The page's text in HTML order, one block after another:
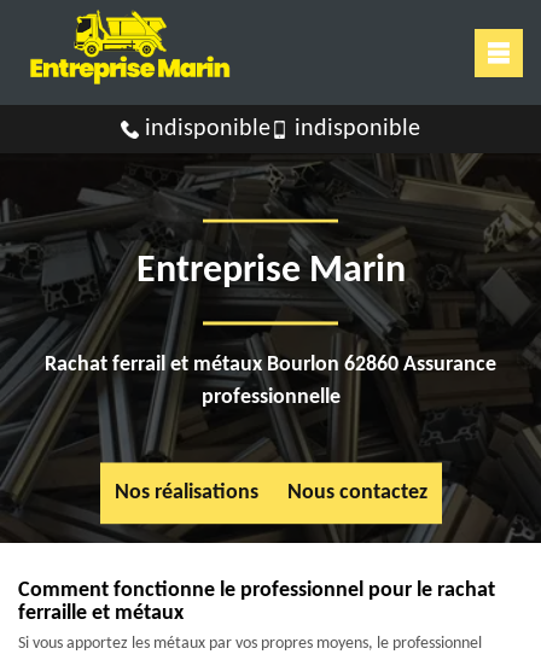
indisponible indisponible
Entreprise Marin
Rachat ferrail et métaux Bourlon 62860 Assurance
professionnelle
Nos réalisations Nous contactez
Comment fonctionne le professionnel pour le rachat
ferraille et métaux
Si vous apportez les métaux par vos propres moyens, le professionnel